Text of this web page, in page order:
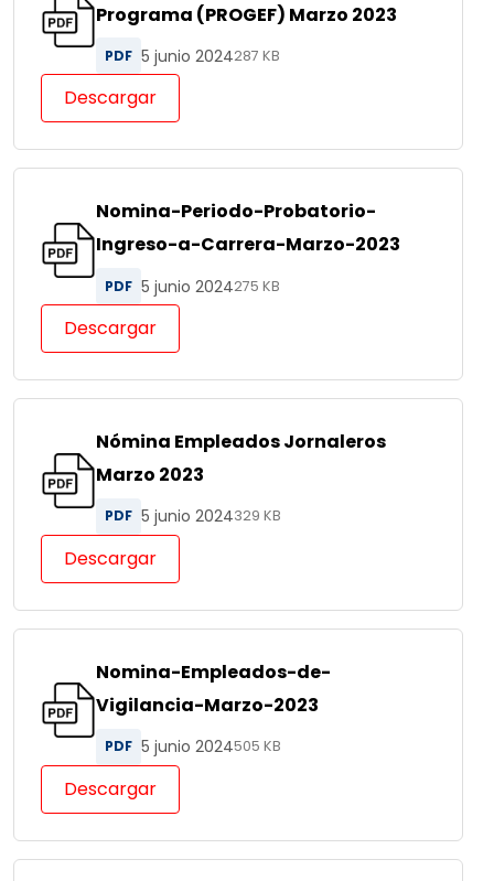
Programa (PROGEF) Marzo 2023
PDF 5 junio 2024287 KB
Descargar
Nomina-Periodo-Probatorio-
Ingreso-a-Carrera-Marzo-2023
PDF 5 junio 2024275 KB
Descargar
Nómina Empleados Jornaleros
Marzo 2023
PDF 5 junio 2024329 KB
Descargar
Nomina-Empleados-de-
Vigilancia-Marzo-2023
PDF 5 junio 2024505 KB
Descargar